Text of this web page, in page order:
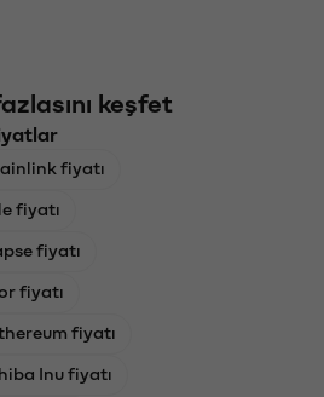
keşfet
fiyatı
fiyatı
fiyatı
fiyatı
fiyatı
Inu fiyatı